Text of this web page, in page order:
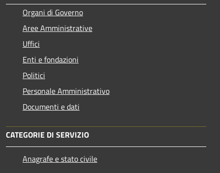
Organi di Governo
Aree Amministrative
Uffici
Enti e fondazioni
Politici
Personale Amministrativo
Documenti e dati
CATEGORIE DI SERVIZIO
Anagrafe e stato civile